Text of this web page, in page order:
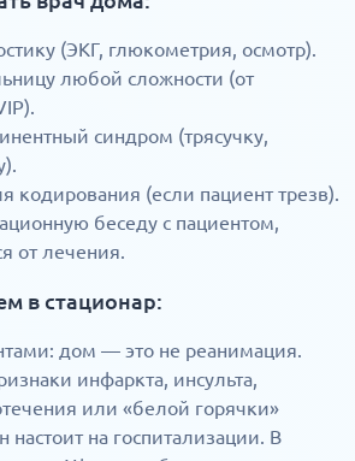
(ЭКГ, глюкометрия, осмотр).
любой сложности (от
синдром (трясучку,
кодирования (если пациент трезв).
беседу с пациентом,
от лечения.
в стационар:
дом — это не реанимация.
инфаркта, инсульта,
или «белой горячки»
настоит на госпитализации. В